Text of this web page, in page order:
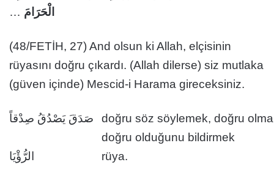
الْحَرَامَ …
(48/FETİH, 27) And olsun ki Allah, elçisinin
rüyasını doğru çıkardı. (Allah dilerse) siz mutlaka
(güven içinde) Mescid-i Harama gireceksiniz.
صَدَقَ يَصْدُقُ صِدْقاً
doğru söz söylemek, doğru
doğru olduğunu bildirmek
الرُّؤْيَا
rüya.